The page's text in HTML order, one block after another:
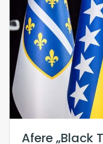
Afere „Black